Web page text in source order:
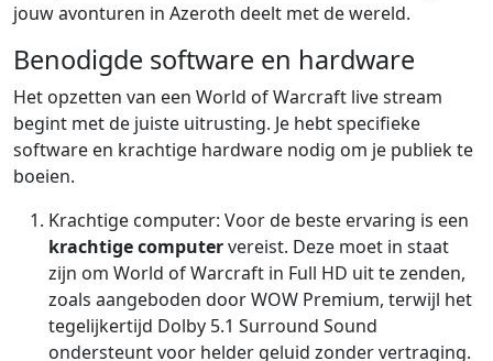
jouw avonturen in Azeroth deelt met de wereld.
Benodigde software en hardware
Het opzetten van een World of Warcraft live stream
begint met de juiste uitrusting. Je hebt specifieke
software en krachtige hardware nodig om je publiek te
boeien.
Krachtige computer: Voor de beste ervaring is een
krachtige computervereist. Deze moet in staat
zijn om World of Warcraft in Full HD uit te zenden,
zoals aangeboden door WOW Premium, terwijl het
tegelijkertijd Dolby 5.1 Surround Sound
ondersteunt voor helder geluid zonder vertraging.